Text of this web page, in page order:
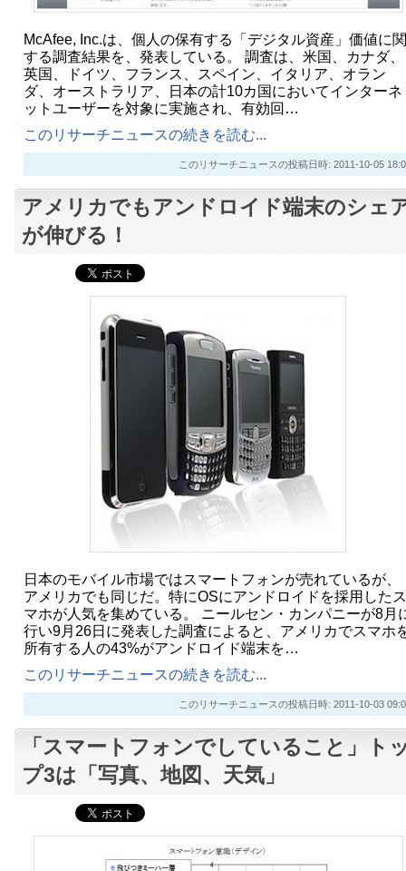
McAfee, Inc.は、個人の保有する「デジタル資産」価値に関
する調査結果を、発表している。 調査は、米国、カナダ、
英国、ドイツ、フランス、スペイン、イタリア、オラン
ダ、オーストラリア、日本の計10カ国においてインターネ
ットユーザーを対象に実施され、有効回…
このリサーチニュースの続きを読む...
このリサーチニュースの投稿日時: 2011-10-05
アメリカでもアンドロイド端末のシェ
が伸びる！
日本のモバイル市場ではスマートフォンが売れているが、
アメリカでも同じだ。特にOSにアンドロイドを採用したス
マホが人気を集めている。 ニールセン・カンパニーが8月
行い9月26日に発表した調査によると、アメリカでスマホ
所有する人の43%がアンドロイド端末を…
このリサーチニュースの続きを読む...
このリサーチニュースの投稿日時: 2011-10-03
「スマートフォンでしていること」ト
プ3は「写真、地図、天気」